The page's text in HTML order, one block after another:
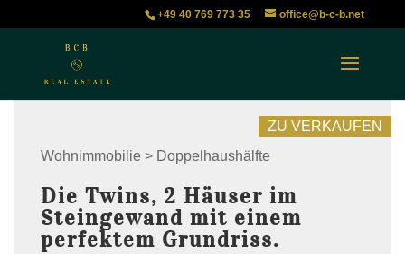
+49 40 769 773 35 office@b-c-b.net
Wohnimmobilie > Doppelhaushälfte
ZU VERKAUFEN
Die Twins, 2 Häuser im
Steingewand mit einem
perfektem Grundriss.